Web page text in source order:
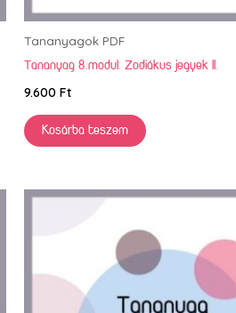
Tananyagok PDF
Tananyag 8.modul: Zodiákus jegyek II.
9.600 Ft
Kosárba teszem